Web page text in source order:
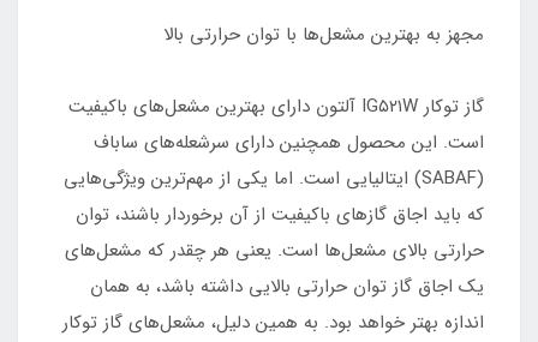
مجهز به بهترین مشعل‌ها با توان حرارتی بالا
گاز توکار IG۵۲۱W آلتون دارای بهترین مشعل‌های باکیفیت
است. این محصول همچنین دارای سرشعله‌های ساباف
(SABAF) ایتالیایی است. اما یکی از مهم‌ترین ویژگی‌هایی
که باید اجاق گازهای باکیفیت از آن برخوردار باشند، توان
حرارتی بالای مشعل‌ها است. یعنی هر چقدر که مشعل‌های
یک اجاق گاز توان حرارتی بالایی داشته باشد، به همان
اندازه بهتر خواهد بود. به همین دلیل،‌ مشعل‌های گاز توکار